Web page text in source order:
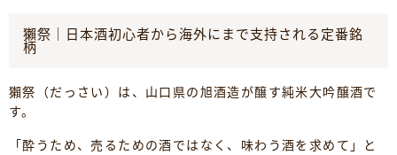
獺祭｜日本酒初心者から海外にまで支持される定番銘
柄
獺祭（だっさい）は、山口県の旭酒造が醸す純米大吟醸酒で
す。
「酔うため、売るための酒ではなく、味わう酒を求めて」と